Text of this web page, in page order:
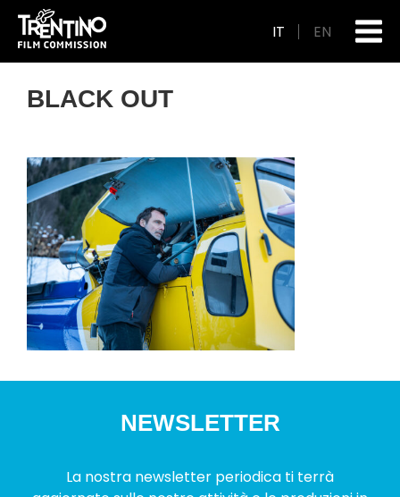
IT EN
BLACK OUT
NEWSLETTER
La nostra newsletter periodica ti terrà